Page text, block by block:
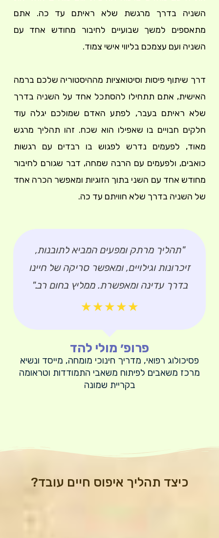
השניה בדרך מרגשת שלא ראיתם עד כה. אתם
מתאספים למשך שבועיים לחיבור מחודש אחד עם
השניה ועם עצמכם בליווי אישי צמוד.
דרך שיתוף פיסות וסיטואציות מההיסטוריה שלכם ברמה
האישית, אתם תתחילו להסתכל אחד על השניה בדרך
שלא ראיתם בעבר, לפתע האדם שמולכם יגלה עוד
חלקים חבויים בו שאפילו הוא שכח. זהו תהליך מרגש
מאוד, לפעמים נדרש לפגוש בו רבדים עם רגשות
כואבים, ולפעמים עם הרבה שמחה, דבר שגורם לחיבור
מחודש אחד עם השני בתוך הזוגיות ומאפשר הכרה אחד
של השניה בדרך שלא חוויתם עד כה.
פרופ׳ מולי להד
פסיכולוג רפואי, מדריך חינוכי מומחה, מייסד ונשיא
מרכז משאבים לפיתוח משאבי התמודדות וטראומה
בקריית שמונה
"תהליך מרתק ומפעים המביא לתובנות,
זיכרונות וגילויים, ומאפשר סריקה של חיינו
בדרך עדינה ומאפשרת. ממליץ בחום רב."
☆
☆
☆
☆
☆
כיצד תהליך איפוס חיים עובד?